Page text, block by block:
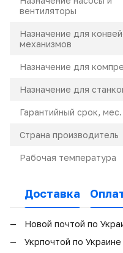
вентиляторы
Назначение для
механизмов
Назначение для
Назначение для
Гарантийный срок, мес.
Страна производитель
Рабочая температура
Доставка
Новой почтой по
Укрпочтой по Украине